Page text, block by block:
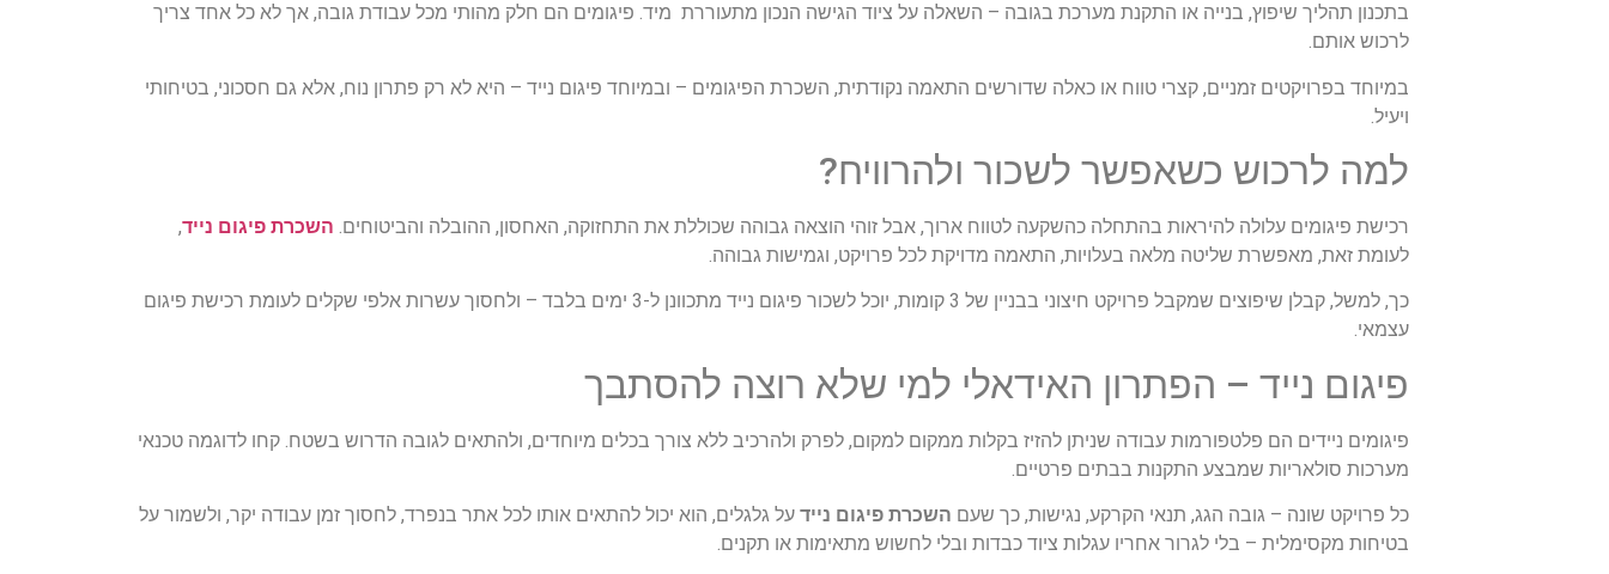
בתכנון תהליך שיפוץ, בנייה או התקנת מערכת בגובה – השאלה על ציוד הגישה הנכון מתעוררת מיד. פיגומים הם חלק מהותי מכל עבודת גובה, אך לא כל אחד צריך
לרכוש אותם.
במיוחד בפרויקטים זמניים, קצרי טווח או כאלה שדורשים התאמה נקודתית, השכרת הפיגומים – ובמיוחד פיגום נייד – היא לא רק פתרון נוח, אלא גם חסכוני, בטיחותי
ויעיל.
למה לרכוש כשאפשר לשכור ולהרוויח?
רכישת פיגומים עלולה להיראות בהתחלה כהשקעה לטווח ארוך, אבל זוהי הוצאה גבוהה שכוללת את התחזוקה, האחסון, ההובלה והביטוחים. השכרת פיגום נייד,
לעומת זאת, מאפשרת שליטה מלאה בעלויות, התאמה מדויקת לכל פרויקט, וגמישות גבוהה.
כך, למשל, קבלן שיפוצים שמקבל פרויקט חיצוני בבניין של 3 קומות, יוכל לשכור פיגום נייד מתכוונן ל-3 ימים בלבד – ולחסוך עשרות אלפי שקלים לעומת רכישת פיגום
עצמאי.
פיגום נייד – הפתרון האידאלי למי שלא רוצה להסתבך
פיגומים ניידים הם פלטפורמות עבודה שניתן להזיז בקלות ממקום למקום, לפרק ולהרכיב ללא צורך בכלים מיוחדים, ולהתאים לגובה הדרוש בשטח. קחו לדוגמה טכנאי
מערכות סולאריות שמבצע התקנות בבתים פרטיים.
כל פרויקט שונה – גובה הגג, תנאי הקרקע, נגישות, כך שעם השכרת פיגום נייד על גלגלים, הוא יכול להתאים אותו לכל אתר בנפרד, לחסוך זמן עבודה יקר, ולשמור על
בטיחות מקסימלית – בלי לגרור אחריו עגלות ציוד כבדות ובלי לחשוש מתאימות או תקנים.